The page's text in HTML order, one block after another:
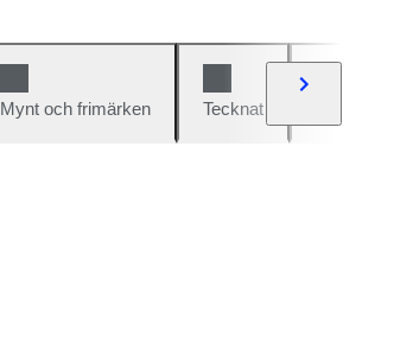
Mynt och frimärken Tecknat